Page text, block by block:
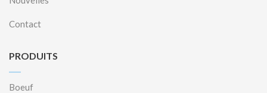
Contact
PRODUITS
Boeuf